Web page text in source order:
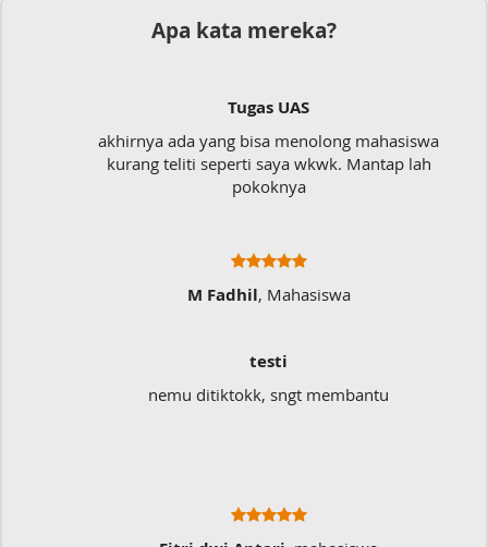
Apa kata mereka?
Tugas UAS
akhirnya ada yang bisa menolong mahasiswa
kurang teliti seperti saya wkwk. Mantap lah
pokoknya
M Fadhil, Mahasiswa
testi
nemu ditiktokk, sngt membantu